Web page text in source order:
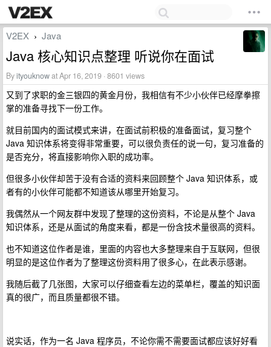
V2EX › Java
Java 核心知识点整理 听说你在面试
Byityouknowat Apr 16, 2019 · 8601 views
又到了求职的金三银四的黄金月份，我相信有不少小伙伴已经摩拳擦
掌的准备寻找下一份工作。
就目前国内的面试模式来讲，在面试前积极的准备面试，复习整个
Java 知识体系将变得非常重要，可以很负责任的说一句，复习准备的
是否充分，将直接影响你入职的成功率。
但很多小伙伴却苦于没有合适的资料来回顾整个 Java 知识体系，或
者有的小伙伴可能都不知道该从哪里开始复习。
我偶然从一个网友群中发现了整理的这份资料，不论是从整个 Java
知识体系，还是从面试的角度来看，都是一份含技术量很高的资料。
也不知道这位作者是谁，里面的内容也大多整理来自于互联网，但很
明显的是这位作者为了整理这份资料用了很多心，在此表示感谢。
我随后截了几张图，大家可以仔细查看左边的菜单栏，覆盖的知识面
真的很广，而且质量都很不错。
说实话，作为一名 Java 程序员，不论你需不需要面试都应该好好看